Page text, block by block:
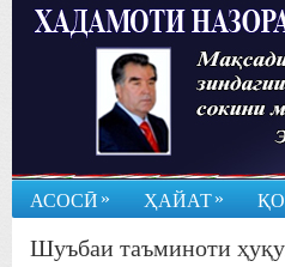
АСОСӢ » ҲАЙАТ»
Шуъбаи таъминоти